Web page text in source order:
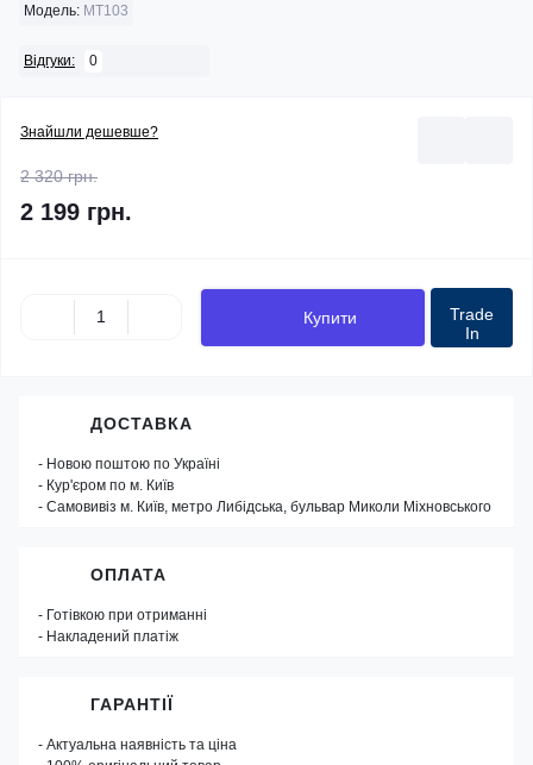
Модель: MT103
Відгуки: 0
Знайшли дешевше?
2 320 грн.
2 199 грн.
Купити
Trade
In
ДОСТАВКА
- Новою поштою по Україні
- Кур'єром по м. Київ
- Самовивіз м. Київ, метро Либідська, бульвар Миколи Міхновського
ОПЛАТА
- Готівкою при отриманні
- Накладений платіж
ГАРАНТІЇ
- Актуальна наявність та ціна